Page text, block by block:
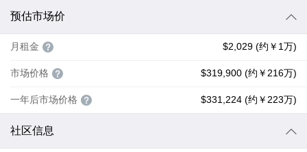
预估市场价
月租金 $2,029 (约￥1万)
市场价格 $319,900 (约￥216万)
一年后市场价格 $331,224 (约￥223万)
社区信息